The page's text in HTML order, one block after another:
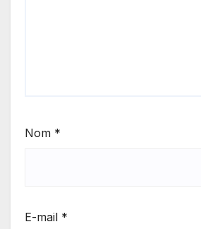
Nom *
E-mail *